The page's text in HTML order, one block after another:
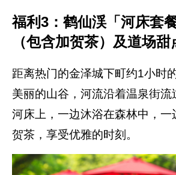
福利3：鹤仙渓「河床套
（包含加贺茶）及道场甜
距离热门的金泽城下町约1小时
美丽的山谷，河流沿着温泉街流
河床上，一边沐浴在森林中，一
贺茶，享受优雅的时刻。